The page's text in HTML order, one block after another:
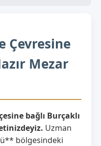
Çevresine
Mezar
bağlı Burçaklı
Uzman
bölgesindeki